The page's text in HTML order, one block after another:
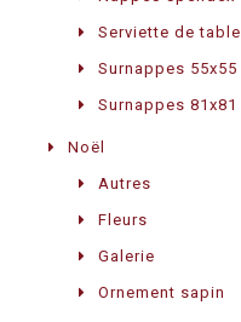
Serviette de table
Surnappes 55x55
Surnappes 81x81
Noël
Autres
Fleurs
Galerie
Ornement sapin